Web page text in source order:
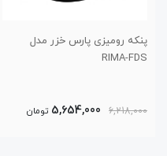
پنکه رومیزی پارس خزر مدل 2040
6,400,000
5,818,000 تومان